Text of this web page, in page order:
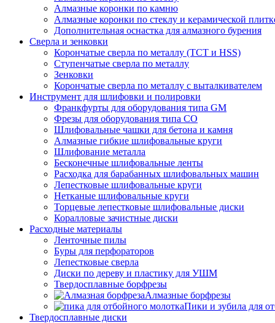
Алмазные коронки по камню
Алмазные коронки по стеклу и керамической
Дополнительная оснастка для алмазного бурения
Сверла и зенковки
Корончатые сверла по металлу (TCT и HSS)
Ступенчатые сверла по металлу
Зенковки
Корончатые сверла по металлу c выталкивателем
Инструмент для шлифовки и полировки
Франкфурты для оборудования типа GM
Фрезы для оборудования типа СО
Шлифовальные чашки для бетона и камня
Алмазные гибкие шлифовальные круги
Шлифование металла
Бесконечные шлифовальные ленты
Расходка для барабанных шлифовальных машин
Лепестковые шлифовальные круги
Нетканые шлифовальные круги
Торцевые лепестковые шлифовальные диски
Коралловые зачистные диски
Расходные материалы
Ленточные пилы
Буры для перфораторов
Лепестковые сверла
Диски по дереву и пластику для УШМ
Твердосплавные борфрезы
Алмазные борфрезы
Пики и зубила для
Твердосплавные диски